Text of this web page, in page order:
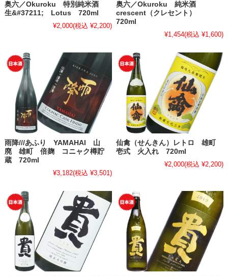
奥六／Okuroku 特別純米酒
生&#37211; Lotus 720ml
¥2,000(税込 ¥2,200)
奥六／Okuroku 純米酒
crescent（クレセント）
720ml
¥1,454(税込 ¥1,600)
雨降///あふり YAMAHAI 山
廃 雄町 倍麹 コニャク樽貯
蔵 720ml
¥3,182(税込 ¥3,501)
仙禽（せんきん）レトロ 雄町
壱式 火入れ 720ml
¥2,000(税込 ¥2,200)